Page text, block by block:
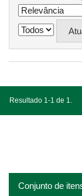
Resultado 1-1 de 1.
Conjunto de